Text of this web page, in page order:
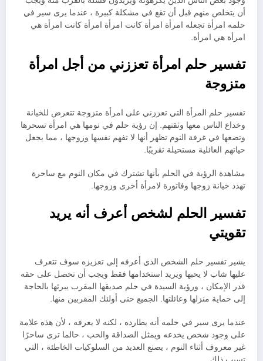
أن يتخلص منهم قبل أن تقع في مشكلة كبيرة ، عندما يرى سير في
حلمه امرأة تجعله امرأة امرأة كانت امرأة امرأة كانت امرأة هي
امرأة هي امرأة.
تفسير حلم امرأة تعززني من أجل امرأة
متزوجة
تفسير حلم المرأة التي تعززني على امرأة متزوجة تتعرض للخيانة
وخداع الناس معها وثقتهم. إن رؤية حلم في نومها هي امرأة تسحرها
وتضعها في غرفة النوم تظهر أنها لا تفهم نفسها وزوجها ، مما يجعل
حياتهم العائلية مستحيلة تقريبًا.
مشاهدة الرؤية في الحلم بأنها تشترك في مكان النوم مع ساحرة
تهدد خيانة زوجها وفاتورة لامرأة أخرى وزوجها.
تفسير الحلم لشخص أعرف أنه يريد
تقويتي
يشير تفسير حلم الشخص الذي أعرفه إلى تعزيزه سوف تتعرف
عليها شاب لا يحبها ويريد استخدامها فقط ويجب أن تحصل على حقه
قدر الإمكان ، ورؤية السيدة في حلم صديقها المقرب يبرئها بالحاجة
إلى حماية منزلها وعائلتها. الجميع حتى أولئك المقربين منها.
عندما يرى سير في حلمه أنه يطارده ، لكنه لا يعرفه ، لأن هذه علامة
على وجود شخص يخدعه ويمثل الصداقة والحب ، حالما ترى ساحرًا
غير معروف أثناء النوم ، يصنع العديد من السلوكيات الخاطئة ، التي